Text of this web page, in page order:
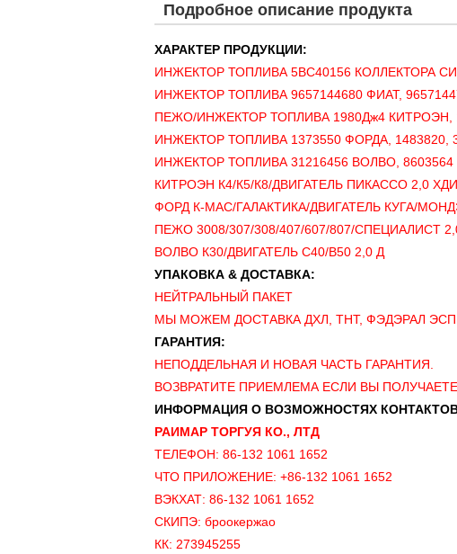
Подробное описание продукта
ХАРАКТЕР ПРОДУКЦИИ:
ИНЖЕКТОР ТОПЛИВА 5ВС40156 КОЛЛЕКТОРА
ИНЖЕКТОР ТОПЛИВА 9657144680 ФИАТ,
ПЕЖО/ИНЖЕКТОР ТОПЛИВА 1980Дж4 КИТРОЭН,
ИНЖЕКТОР ТОПЛИВА 1373550 ФОРДА, 1483820,
ИНЖЕКТОР ТОПЛИВА 31216456 ВОЛВО, 8603564
КИТРОЭН К4/К5/К8/ДВИГАТЕЛЬ ПИКАССО 2,0 ХДИ
ФОРД К-МАС/ГАЛАКТИКА/ДВИГАТЕЛЬ КУГА/
ПЕЖО 3008/307/308/407/607/807/СПЕЦИАЛИСТ
ВОЛВО К30/ДВИГАТЕЛЬ С40/В50 2,0 Д
УПАКОВКА & ДОСТАВКА:
НЕЙТРАЛЬНЫЙ ПАКЕТ
МЫ МОЖЕМ ДОСТАВКА ДХЛ, ТНТ, ФЭДЭРАЛ
ГАРАНТИЯ:
НЕПОДДЕЛЬНАЯ И НОВАЯ ЧАСТЬ ГАРАНТИЯ.
ВОЗВРАТИТЕ ПРИЕМЛЕМА ЕСЛИ ВЫ
ИНФОРМАЦИЯ О ВОЗМОЖНОСТЯХ
РАИМАР ТОРГУЯ КО., ЛТД
ТЕЛЕФОН: 86-132 1061 1652
ЧТО ПРИЛОЖЕНИЕ: +86-132 1061 1652
ВЭКХАТ: 86-132 1061 1652
СКИПЭ: броокержао
КК: 273945255